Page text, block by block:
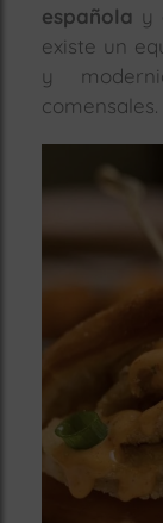
española y
existe un
y
comensales.